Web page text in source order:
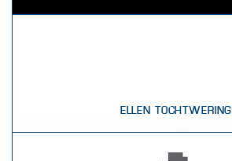
ELLEN TOCHTWERING